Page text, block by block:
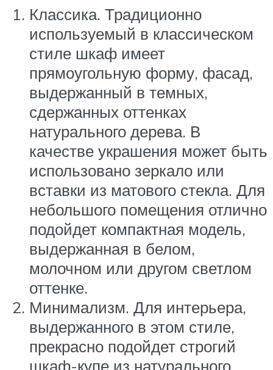
Классика. Традиционно
используемый в классическом
стиле шкаф имеет
прямоугольную форму, фасад,
выдержанный в темных,
сдержанных оттенках
натурального дерева. В
качестве украшения может быть
использовано зеркало или
вставки из матового стекла. Для
небольшого помещения отлично
подойдет компактная модель,
выдержанная в белом,
молочном или другом светлом
оттенке.
Минимализм. Для интерьера,
выдержанного в этом стиле,
прекрасно подойдет строгий
шкаф-купе из натурального